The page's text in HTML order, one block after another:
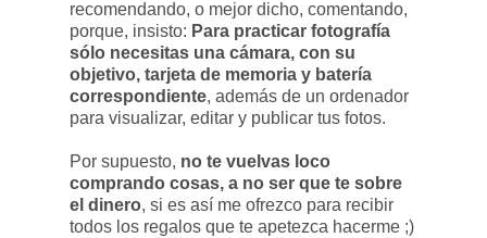
recomendando, o mejor dicho, comentando,
porque, insisto: Para practicar fotografía
sólo necesitas una cámara, con su
objetivo, tarjeta de memoria y batería
correspondiente, además de un ordenador
para visualizar, editar y publicar tus fotos.
Por supuesto, no te vuelvas loco
comprando cosas, a no ser que te sobre
el dinero, si es así me ofrezco para recibir
todos los regalos que te apetezca hacerme ;)